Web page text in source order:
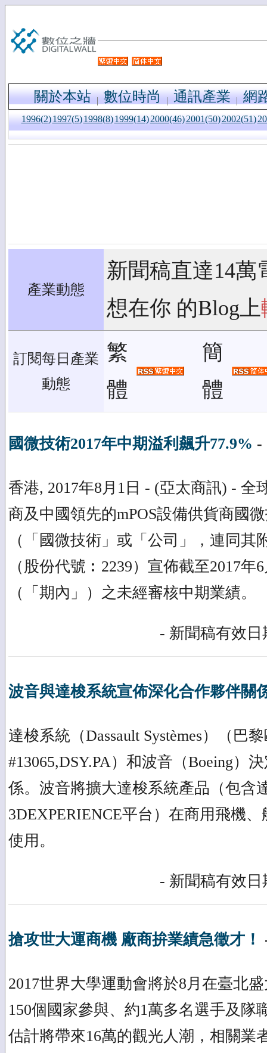
關於本站 數位時尚 通訊產業 網
1996(2)1997(5)1998(8)1999(14)2000(46)2001(50)2002(51)
產業動態
新聞稿直達14萬
想在你 的Blog上
訂閱每日產業
動態
繁
體
簡
體
國微技術2017年中期溢利飆升77.9% -
香港, 2017年8月1日 - (亞太商訊) - 全
商及中國領先的mPOS設備供貨商國
（「國微技術」或「公司」，連同其
（股份代號︰2239）宣佈截至2017年
（「期內」）之未經審核中期業績。
- 新聞稿有效日
波音與達梭系統宣佈深化合作夥伴關
達梭系統（Dassault Systèmes）（巴
#13065,DSY.PA）和波音（Boeing）
係。波音將擴大達梭系統產品（包含
3DEXPERIENCE平台）在商用飛機
使用。
- 新聞稿有效日
搶攻世大運商機 廠商拚業績急徵才！
2017世界大學運動會將於8月在臺北
150個國家參與、約1萬多名選手及隊
估計將帶來16萬的觀光人潮，相關業